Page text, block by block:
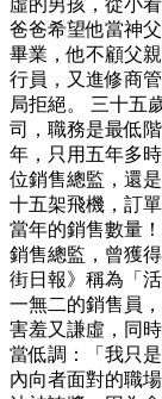
虛的男孩，從小
爸爸希望他當神
畢業，他不顧父
行員，又進修商
局拒絕。 三十五
司，職務是最低
年，只用五年多
位銷售總監，還
十五架飛機，訂
當年的銷售數量
銷售總監，曾獲
街日報》稱為「
一無二的銷售員
害羞又謙虛，同
當低調：「我只
內向者面對的職